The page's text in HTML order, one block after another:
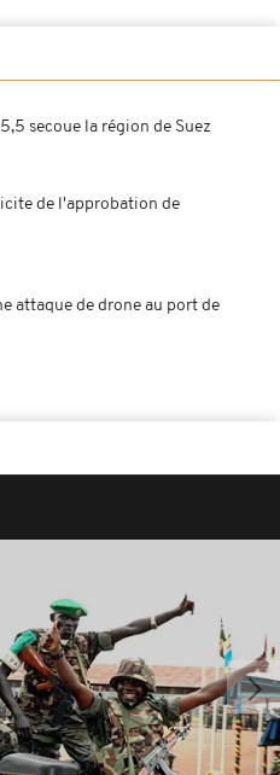
secoue la région de Suez
de l'approbation de
attaque de drone au port de